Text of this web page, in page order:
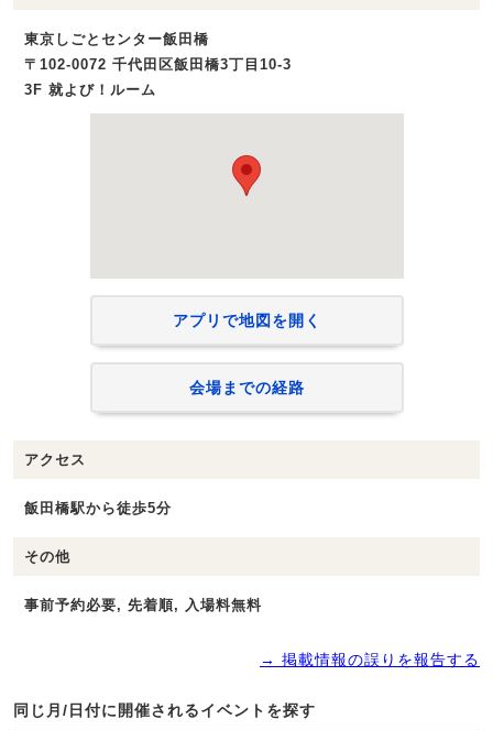
東京しごとセンター飯田橋
〒102-0072 千代田区飯田橋3丁目10-3
3F 就よび！ルーム
アプリで地図を開く
会場までの経路
アクセス
飯田橋駅から徒歩5分
その他
事前予約必要, 先着順, 入場料無料
→ 掲載情報の誤りを報告する
同じ月/日付に開催されるイベントを探す